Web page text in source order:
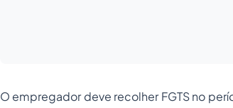
O empregador deve recolher FGTS no